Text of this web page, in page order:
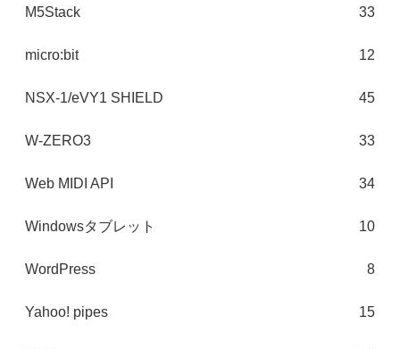
M5Stack 33
micro:bit 12
NSX-1/eVY1 SHIELD 45
W-ZERO3 33
Web MIDI API 34
Windowsタブレット 10
WordPress 8
Yahoo! pipes 15